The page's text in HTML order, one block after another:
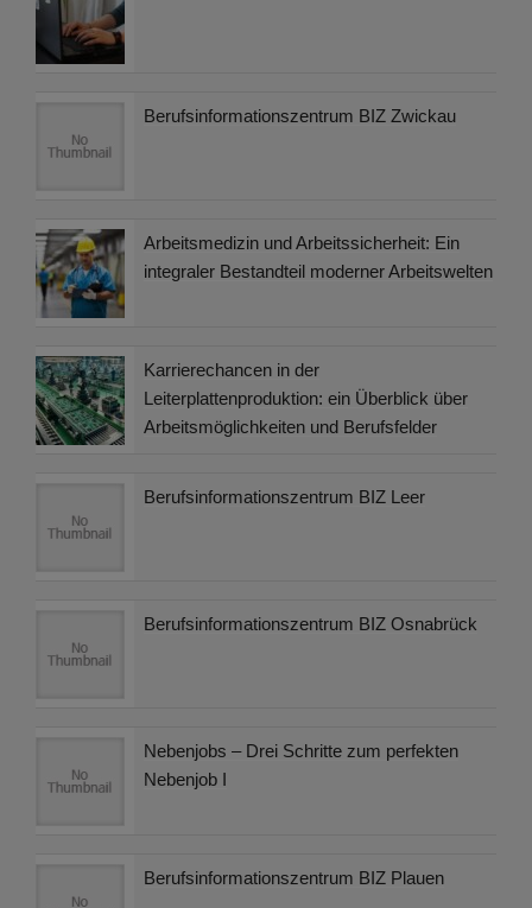
Berufsinformationszentrum BIZ Zwickau
Arbeitsmedizin und Arbeitssicherheit: Ein
integraler Bestandteil moderner Arbeitswelten
Karrierechancen in der
Leiterplattenproduktion: ein Überblick über
Arbeitsmöglichkeiten und Berufsfelder
Berufsinformationszentrum BIZ Leer
Berufsinformationszentrum BIZ Osnabrück
Nebenjobs – Drei Schritte zum perfekten
Nebenjob I
Berufsinformationszentrum BIZ Plauen